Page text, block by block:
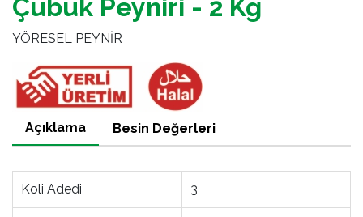
Çubuk Peyniri - 2 Kg
YÖRESEL PEYNİR
Açıklama Besin Değerleri
Koli Adedi 3